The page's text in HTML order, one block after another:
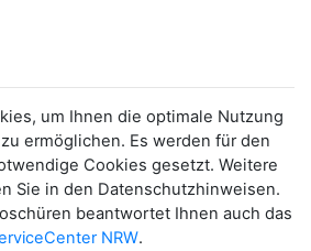
um Ihnen die optimale Nutzung
ermöglichen. Es werden für den
Cookies gesetzt. Weitere
Sie in den Datenschutzhinweisen.
beantwortet Ihnen auch das
NRW.